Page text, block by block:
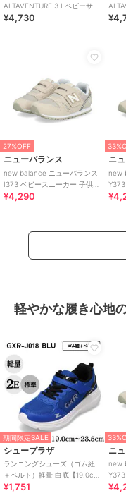
ALTAVENTURE 3 I ベビーサン
ダル キッズサマーシューズ
¥4,730
ダル
27%OFF
ニューバランス
new balance ニューバランス
I373 ベビースニーカー 子供靴
ワンベルト
¥4,290
ニ
new
Y373
ーカ
軽やかな履き心地
期間限定SALE
シュープラザ
ランニングシューズ（ゴム紐
＋ベルト）軽量 白底【19.0cm
～23.5cm】
¥1,751
ニ
new
Y373
ーカ